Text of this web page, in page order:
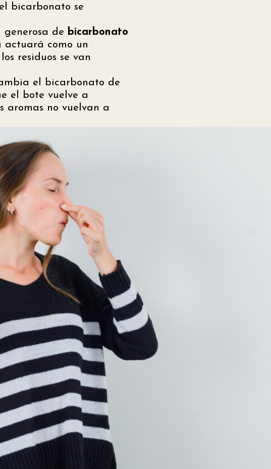
bicarbonato se
de bicarbonato
actuará como un
residuos se van
el bicarbonato de
el bote vuelve a
aromas no vuelvan a